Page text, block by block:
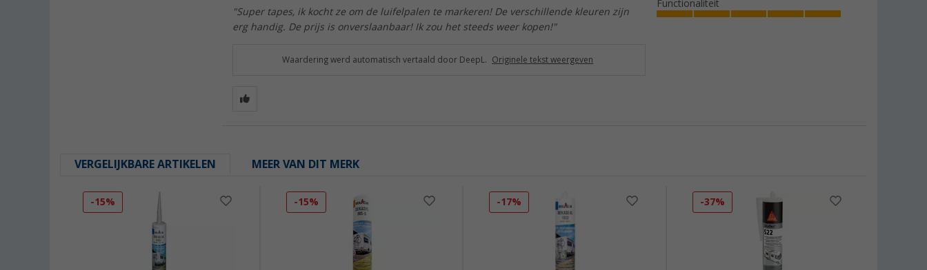
"Super tapes, ik kocht ze om de luifelpalen te markeren! De verschillende kleuren zijn
erg handig. De prijs is onverslaanbaar! Ik zou het steeds weer kopen!"
Functionaliteit
Waardering werd automatisch vertaald door DeepL. Originele tekst weergeven
VERGELIJKBARE ARTIKELEN MEER VAN DIT MERK
-15% -15% -17% -37%